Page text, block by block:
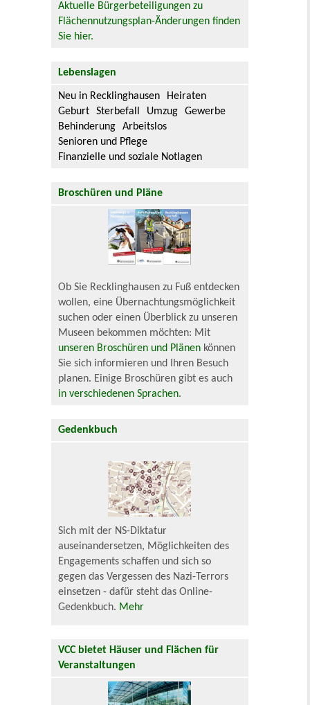
Aktuelle Bürgerbeteiligungen zu
Flächennutzungsplan-Änderungen finden
Sie hier.
Lebenslagen
Neu in Recklinghausen
Heiraten
Geburt
Sterbefall Umzug
Gewerbe
Behinderung
Arbeitslos
Senioren und Pflege
Finanzielle und soziale Notlagen
Broschüren und Pläne
Ob Sie Recklinghausen zu Fuß entdecken
wollen, eine Übernachtungsmöglichkeit
suchen oder einen Überblick zu unseren
Museen bekommen möchten: Mit
unseren Broschüren und Plänen können
Sie sich informieren und Ihren Besuch
planen. Einige Broschüren gibt es auch
in verschiedenen Sprachen.
Gedenkbuch
Sich mit der NS-Diktatur
auseinandersetzen, Möglichkeiten des
Engagements schaffen und sich so
gegen das Vergessen des Nazi-Terrors
einsetzen - dafür steht das Online-
Gedenkbuch. Mehr
VCC bietet Häuser und Flächen für
Veranstaltungen